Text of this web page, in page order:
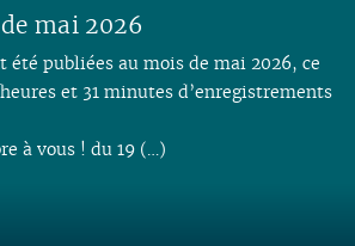
mai 2026
été publiées au mois de mai 2026, ce
et 31 minutes d’enregistrements
à vous ! du 19 (…)